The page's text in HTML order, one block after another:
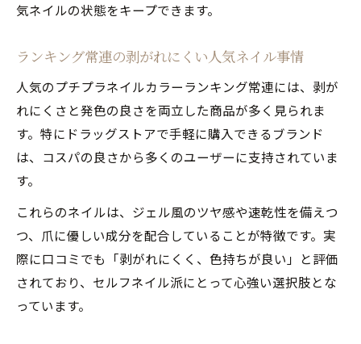
気ネイルの状態をキープできます。
ランキング常連の剥がれにくい人気ネイル事情
人気のプチプラネイルカラーランキング常連には、剥が
れにくさと発色の良さを両立した商品が多く見られま
す。特にドラッグストアで手軽に購入できるブランド
は、コスパの良さから多くのユーザーに支持されていま
す。
これらのネイルは、ジェル風のツヤ感や速乾性を備えつ
つ、爪に優しい成分を配合していることが特徴です。実
際に口コミでも「剥がれにくく、色持ちが良い」と評価
されており、セルフネイル派にとって心強い選択肢とな
っています。